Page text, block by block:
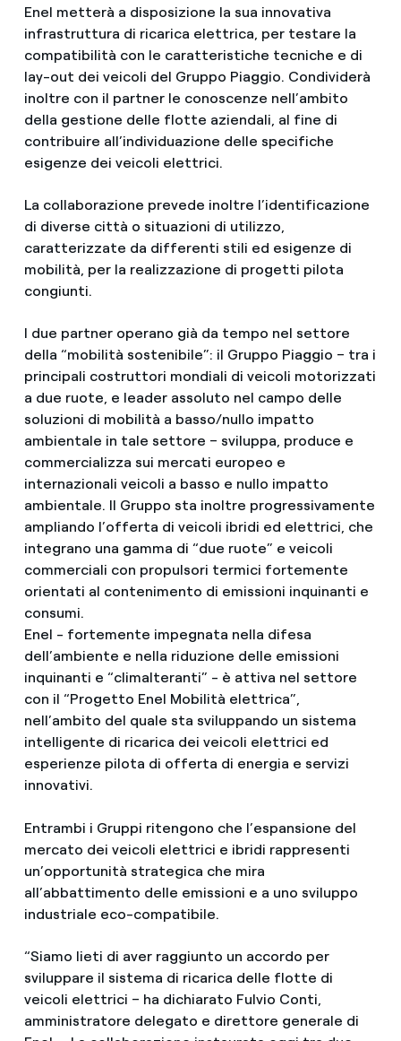
Enel metterà a disposizione la sua innovativa
infrastruttura di ricarica elettrica, per testare la
compatibilità con le caratteristiche tecniche e di
lay-out dei veicoli del Gruppo Piaggio. Condividerà
inoltre con il partner le conoscenze nell’ambito
della gestione delle flotte aziendali, al fine di
contribuire all’individuazione delle specifiche
esigenze dei veicoli elettrici.
La collaborazione prevede inoltre l’identificazione
di diverse città o situazioni di utilizzo,
caratterizzate da differenti stili ed esigenze di
mobilità, per la realizzazione di progetti pilota
congiunti.
I due partner operano già da tempo nel settore
della “mobilità sostenibile”: il Gruppo Piaggio – tra i
principali costruttori mondiali di veicoli motorizzati
a due ruote, e leader assoluto nel campo delle
soluzioni di mobilità a basso/nullo impatto
ambientale in tale settore – sviluppa, produce e
commercializza sui mercati europeo e
internazionali veicoli a basso e nullo impatto
ambientale. Il Gruppo sta inoltre progressivamente
ampliando l’offerta di veicoli ibridi ed elettrici, che
integrano una gamma di “due ruote” e veicoli
commerciali con propulsori termici fortemente
orientati al contenimento di emissioni inquinanti e
consumi.
Enel - fortemente impegnata nella difesa
dell’ambiente e nella riduzione delle emissioni
inquinanti e “climalteranti” - è attiva nel settore
con il “Progetto Enel Mobilità elettrica”,
nell’ambito del quale sta sviluppando un sistema
intelligente di ricarica dei veicoli elettrici ed
esperienze pilota di offerta di energia e servizi
innovativi.
Entrambi i Gruppi ritengono che l’espansione del
mercato dei veicoli elettrici e ibridi rappresenti
un’opportunità strategica che mira
all’abbattimento delle emissioni e a uno sviluppo
industriale eco-compatibile.
“Siamo lieti di aver raggiunto un accordo per
sviluppare il sistema di ricarica delle flotte di
veicoli elettrici – ha dichiarato Fulvio Conti,
amministratore delegato e direttore generale di